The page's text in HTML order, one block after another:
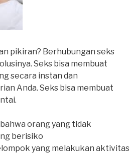
pikiran? Berhubungan seks
Seks bisa membuat
secara instan dan
Anda. Seks bisa membuat
orang yang tidak
berisiko
yang melakukan aktivitas